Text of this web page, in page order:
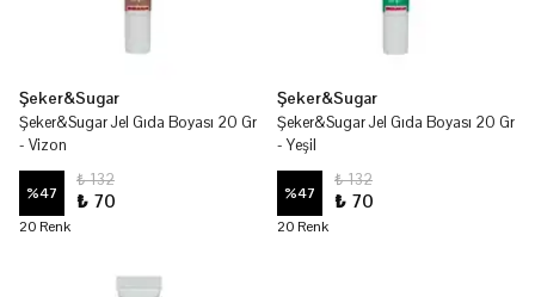
Şeker&Sugar
Şeker&Sugar Jel Gıda Boyası 20 Gr
- Vizon
%47
₺ 132
₺ 70
20 Renk
Şeker&Sugar
Şeker&Sugar Jel Gıda Boyası 20 Gr
- Yeşil
%47
₺ 132
₺ 70
20 Renk